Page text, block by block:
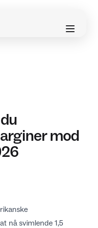
mod
nå svimlende 1,5